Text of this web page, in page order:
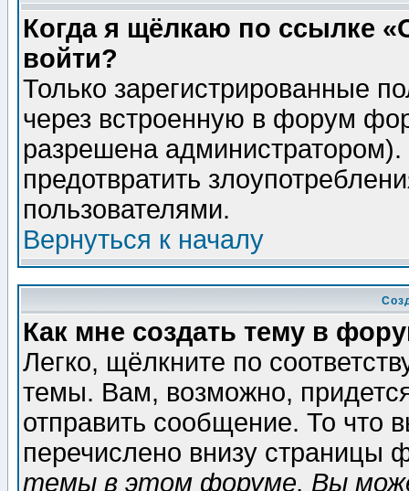
Когда я щёлкаю по ссылке
войти?
Только зарегистрированные
через встроенную в форум
разрешена
предотвратить
пользователями.
Вернуться к началу
Как мне создать тему в
Легко, щёлкните по
темы. Вам, возможно,
отправить сообщение. То что
перечислено внизу страницы
темы в этом форуме, Вы